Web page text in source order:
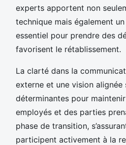
experts apportent non
technique mais également
essentiel pour prendre des
favorisent le rétablissement.
La clarté dans la
externe et une vision alignée
déterminantes pour
employés et des parties
phase de transition,
participent activement à la